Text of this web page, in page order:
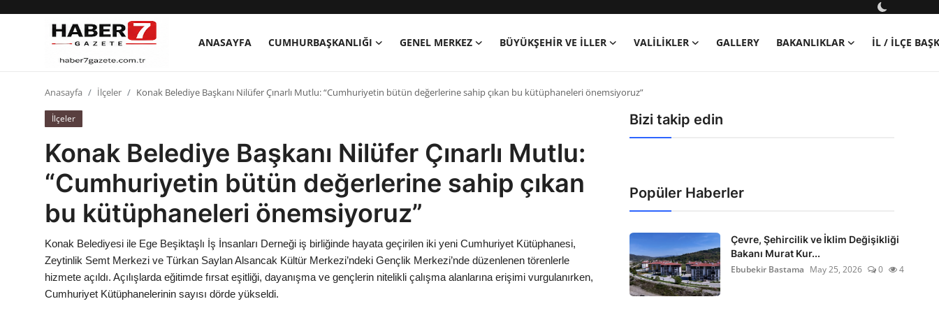
ANASAYFA CUMHURBAŞKANLIĞI GENEL MERKEZ BÜYÜKŞEHIR VE İLLER VALILIKLER GALLERY BAKANLIKLAR İL / İLÇE
Anasayfa
Cumhurbaşkanlığı
Genel Merkez
Büyükşehir ve İller
Valilikler
Gallery
Bakanlıklar
Anasayfa İlçeler Konak Belediye Başkanı Nilüfer Çınarlı Mutlu: “Cumhuriyetin bütün değerlerine sahip çıkan bu kütüphaneleri önemsiyoruz”
İlçeler
Konak Belediye Başkanı Nilüfer Çınarlı Mutlu:
“Cumhuriyetin bütün değerlerine sahip çıkan
bu kütüphaneleri önemsiyoruz”
Konak Belediyesi ile Ege Beşiktaşlı İş İnsanları Derneği iş birliğinde hayata geçirilen iki yeni Cumhuriyet Kütüphanesi,
Zeytinlik Semt Merkezi ve Türkan Saylan Alsancak Kültür Merkezi’ndeki Gençlik Merkezi’nde düzenlenen törenlerle
hizmete açıldı. Açılışlarda eğitimde fırsat eşitliği, dayanışma ve gençlerin nitelikli çalışma alanlarına erişimi vurgulanırken,
Cumhuriyet Kütüphanelerinin sayısı dörde yükseldi.
Bizi takip edin
Popüler Haberler
Çevre, Şehircilik ve İklim Değişikliği
Bakanı Murat Kur...
Ebubekir Bastama May 25, 2026 0 4